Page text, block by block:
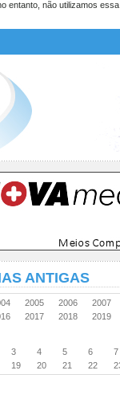
entanto, não utilizamos
ANTIGAS
2005 2006
2007
2017 2018 2019
3 4 5 6
19 20 21 22